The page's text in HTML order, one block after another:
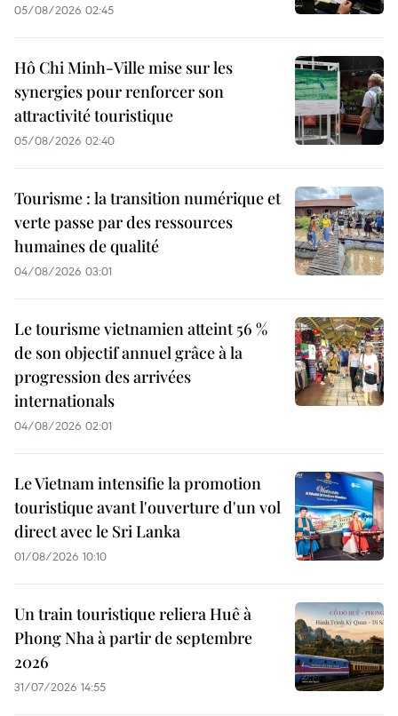
05/08/2026 02:45
Hô Chi Minh-Ville mise sur les
synergies pour renforcer son
attractivité touristique
05/08/2026 02:40
Tourisme : la transition numérique et
verte passe par des ressources
humaines de qualité
04/08/2026 03:01
Le tourisme vietnamien atteint 56 %
de son objectif annuel grâce à la
progression des arrivées
internationals
04/08/2026 02:01
Le Vietnam intensifie la promotion
touristique avant l'ouverture d'un vol
direct avec le Sri Lanka
01/08/2026 10:10
Un train touristique reliera Huê à
Phong Nha à partir de septembre
2026
31/07/2026 14:55